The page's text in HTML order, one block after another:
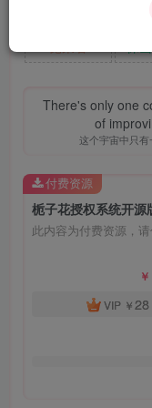
There's only one
of
这个宇宙中只
栀子花授权系统开源
此内容为付费资源，
￥
VIP ￥28
付费资源